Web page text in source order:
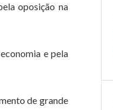
oposição na
e pela
de grande